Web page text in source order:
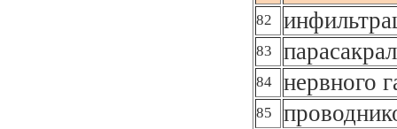
82
83
84 нервного
85